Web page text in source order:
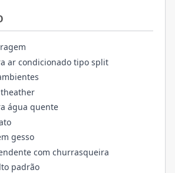
ar condicionado tipo split
água quente
gesso
com churrasqueira
padrão